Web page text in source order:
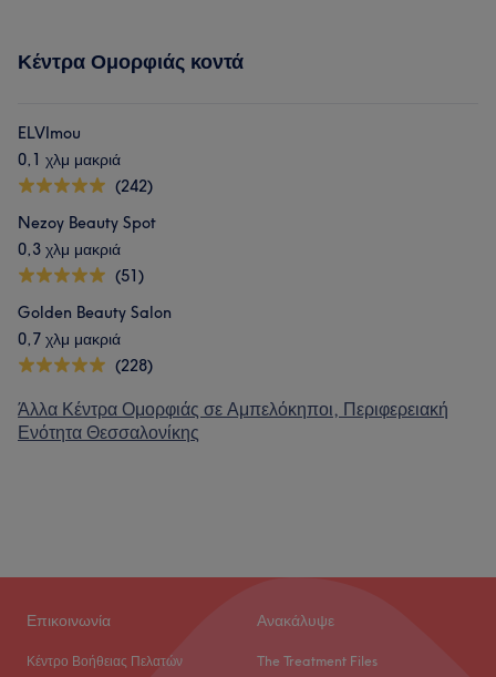
Κέντρα Ομορφιάς κοντά
ELVImou
0,1 χλμ μακριά
(242)
Nezoy Beauty Spot
0,3 χλμ μακριά
(51)
Golden Beauty Salon
0,7 χλμ μακριά
(228)
Άλλα Κέντρα Ομορφιάς σε Αμπελόκηποι, Περιφερειακή
Ενότητα Θεσσαλονίκης
Επικοινωνία
Κέντρο Βοήθειας Πελατών
Ανακάλυψε
The Treatment Files